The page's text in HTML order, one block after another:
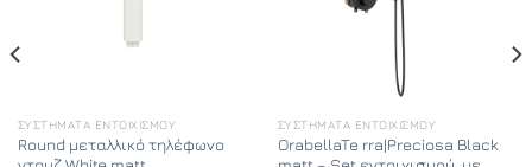
ΣΥΣΤΉΜΑΤΑ ΕΝΤΟΙΧΙΣΜΟΎ
Round μεταλλικό τηλέφωνο
ΣΥΣΤΉΜΑΤΑ ΕΝΤΟΙΧΙΣΜΟΎ
OrabellaTe rra|Preciosa Black